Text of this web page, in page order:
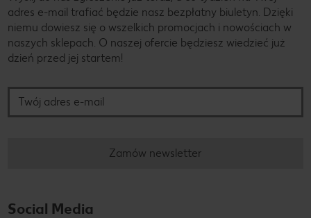
adres e-mail trafiać będzie nasz bezpłatny biuletyn. Dzięki
niemu dowiesz się o wszelkich promocjach i nowościach w
naszych sklepach. O naszej ofercie będziesz wiedzieć już
dzień przed jej startem!
Zamów newsletter
Social Media